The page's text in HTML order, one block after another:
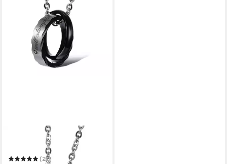
KIM JOHANSON
Schmuckset Be With You
(2)